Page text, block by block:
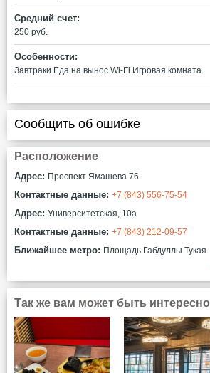
Средний счет:
250 руб.
Особенности:
Завтраки Еда на вынос Wi-Fi Игровая комната
Сообщить об ошибке
Расположение
Адрес: Проспект Ямашева 76
Контактные данные: +7 (843) 556-75-54
Адрес: Университетская, 10а
Контактные данные: +7 (843) 212-09-57
Ближайшее метро: Площадь Габдуллы Тукая
Так же вам может быть интересно